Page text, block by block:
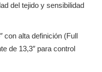
del tejido y sensibilidad
con alta definición (Full
de 13,3″ para control